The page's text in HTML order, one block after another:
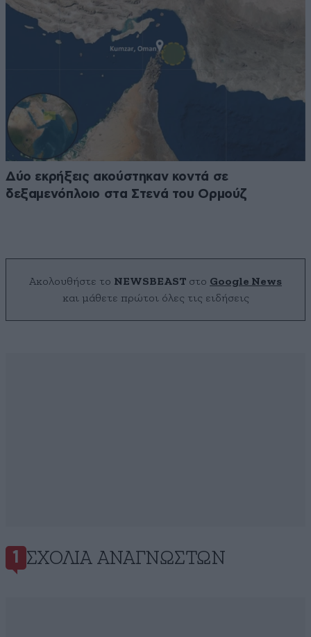
Δύο εκρήξεις ακούστηκαν κοντά σε
δεξαμενόπλοιο στα Στενά του Ορμούζ
Ακολουθήστε το NEWSBEAST στο Google News
και μάθετε πρώτοι όλες τις ειδήσεις
1 ΣΧΌΛΙΑ ΑΝΑΓΝΩΣΤΏΝ